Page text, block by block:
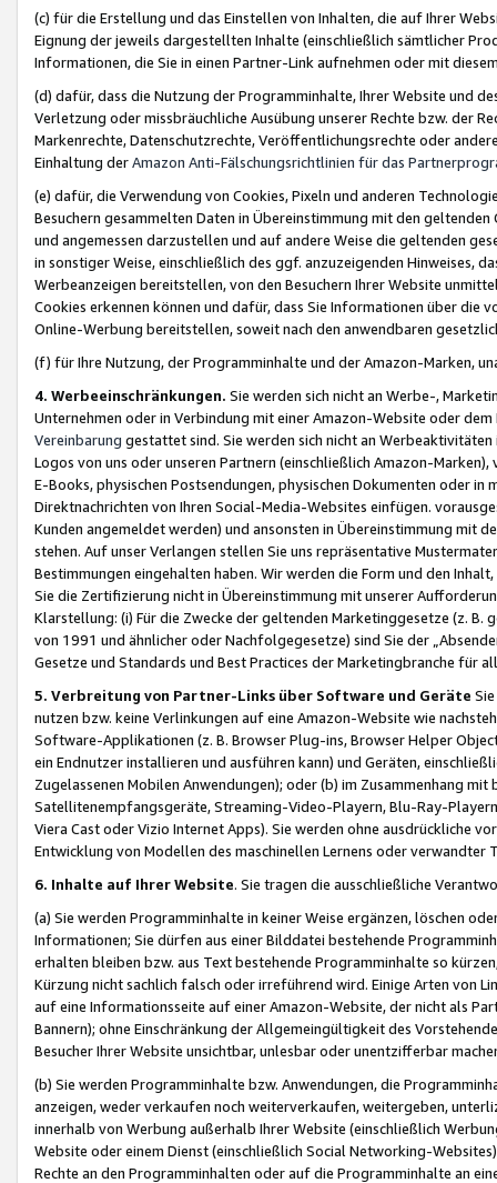
(c) für die Erstellung und das Einstellen von Inhalten, die auf Ihrer
Eignung der jeweils dargestellten Inhalte (einschließlich sämtlicher
Informationen, die Sie in einen Partner-Link aufnehmen oder mit
(d) dafür, dass die Nutzung der Programminhalte, Ihrer Website und
Verletzung oder missbräuchliche Ausübung unserer Rechte bzw. der
Markenrechte, Datenschutzrechte, Veröffentlichungsrechte oder
Einhaltung derAmazon Anti-Fälschungsrichtlinien für das
(e) dafür, die Verwendung von Cookies, Pixeln und anderen
Besuchern gesammelten Daten in Übereinstimmung mit den
und angemessen darzustellen und auf andere Weise die geltenden
in sonstiger Weise, einschließlich des ggf. anzuzeigenden Hinweises,
Werbeanzeigen bereitstellen, von den Besuchern Ihrer Website
Cookies erkennen können und dafür, dass Sie Informationen über die
Online-Werbung bereitstellen, soweit nach den anwendbaren
(f) für Ihre Nutzung, der Programminhalte und der Amazon-Marken,
4. Werbeeinschränkungen. Sie werden sich nicht an Werbe-,
Unternehmen oder in Verbindung mit einer Amazon-Website oder
Vereinbarung gestattet sind. Sie werden sich nicht an
Logos von uns oder unseren Partnern (einschließlich Amazon-
E-Books, physischen Postsendungen, physischen Dokumenten oder in
Direktnachrichten von Ihren Social-Media-Websites einfügen.
Kunden angemeldet werden) und ansonsten in Übereinstimmung mit
stehen. Auf unser Verlangen stellen Sie uns repräsentative
Bestimmungen eingehalten haben. Wir werden die Form und den
Sie die Zertifizierung nicht in Übereinstimmung mit unserer
Klarstellung: (i) Für die Zwecke der geltenden Marketinggesetze (z. B.
von 1991 und ähnlicher oder Nachfolgegesetze) sind Sie der
Gesetze und Standards und Best Practices der Marketingbranche für
5. Verbreitung von Partner-Links über Software und Geräte
nutzen bzw. keine Verlinkungen auf eine Amazon-Website wie
Software-Applikationen (z. B. Browser Plug-ins, Browser Helper
ein Endnutzer installieren und ausführen kann) und Geräten,
Zugelassenen Mobilen Anwendungen); oder (b) im Zusammenhang
Satellitenempfangsgeräte, Streaming-Video-Playern, Blu-Ray-
Viera Cast oder Vizio Internet Apps). Sie werden ohne ausdrückliche
Entwicklung von Modellen des maschinellen Lernens oder
6. Inhalte auf Ihrer Website. Sie tragen die ausschließliche
(a) Sie werden Programminhalte in keiner Weise ergänzen, löschen
Informationen; Sie dürfen aus einer Bilddatei bestehende
erhalten bleiben bzw. aus Text bestehende Programminhalte so
Kürzung nicht sachlich falsch oder irreführend wird. Einige Arten von
auf eine Informationsseite auf einer Amazon-Website, der nicht als
Bannern); ohne Einschränkung der Allgemeingültigkeit des
Besucher Ihrer Website unsichtbar, unlesbar oder unentzifferbar
(b) Sie werden Programminhalte bzw. Anwendungen, die
anzeigen, weder verkaufen noch weiterverkaufen, weitergeben,
innerhalb von Werbung außerhalb Ihrer Website (einschließlich
Website oder einem Dienst (einschließlich Social Networking-
Rechte an den Programminhalten oder auf die Programminhalte an